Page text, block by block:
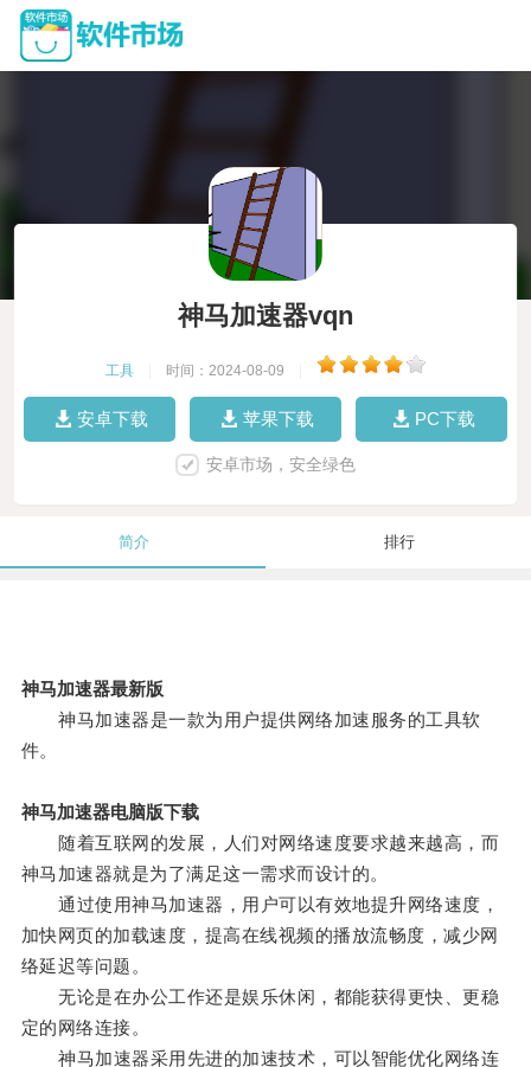
神马加速器vqn
工具 时间：2024-08-09
安卓下载 苹果下载 PC下载
安卓市场，安全绿色
简介 排行
神马加速器最新版
神马加速器是一款为用户提供网络加速服务的工具软
件。
神马加速器电脑版下载
随着互联网的发展，人们对网络速度要求越来越高，而
神马加速器就是为了满足这一需求而设计的。
通过使用神马加速器，用户可以有效地提升网络速度，
加快网页的加载速度，提高在线视频的播放流畅度，减少网
络延迟等问题。
无论是在办公工作还是娱乐休闲，都能获得更快、更稳
定的网络连接。
神马加速器采用先进的加速技术，可以智能优化网络连